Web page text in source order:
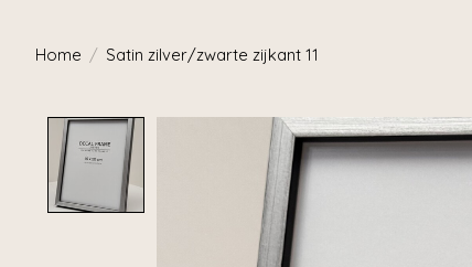
Home / Satin zilver/zwarte zijkant 11
Product image slideshow Items